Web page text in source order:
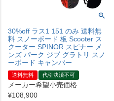
30%off ラス1 151 のみ 送料無
料 スノーボード 板 Scooter ス
クーター SPINOR スピナー メ
ンズ パーク ジブ グラトリ スノ
ーボード キャンバー
送料無料 代引決済不可
メーカー希望小売価格
¥108,900